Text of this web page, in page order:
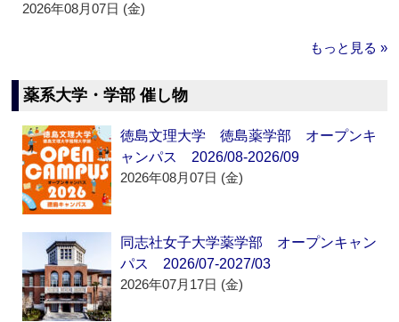
2026年08月07日 (金)
もっと見る »
薬系大学・学部 催し物
徳島文理大学 徳島薬学部 オープンキ
ャンパス 2026/08-2026/09
2026年08月07日 (金)
同志社女子大学薬学部 オープンキャン
パス 2026/07-2027/03
2026年07月17日 (金)